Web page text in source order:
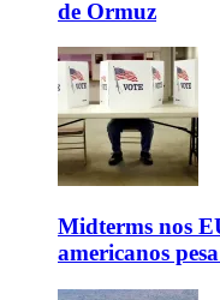
de Ormuz
Midterms nos
americanos